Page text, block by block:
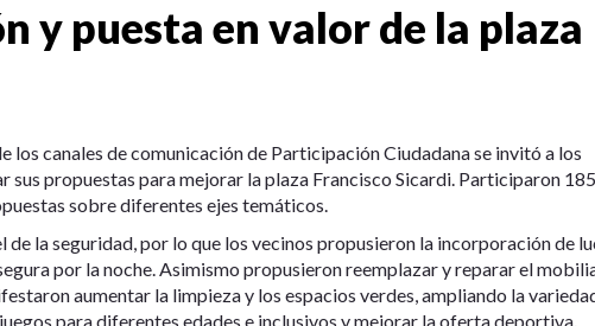
y puesta en valor de la plaza
los canales de comunicación de Participación Ciudadana se invitó a los
sus propuestas para mejorar la plaza Francisco Sicardi. Participaron 185
sobre diferentes ejes temáticos.
de la seguridad, por lo que los vecinos propusieron la incorporación de
por la noche. Asimismo propusieron reemplazar y reparar el
aumentar la limpieza y los espacios verdes, ampliando la
para diferentes edades e inclusivos y mejorar la oferta deportiva.